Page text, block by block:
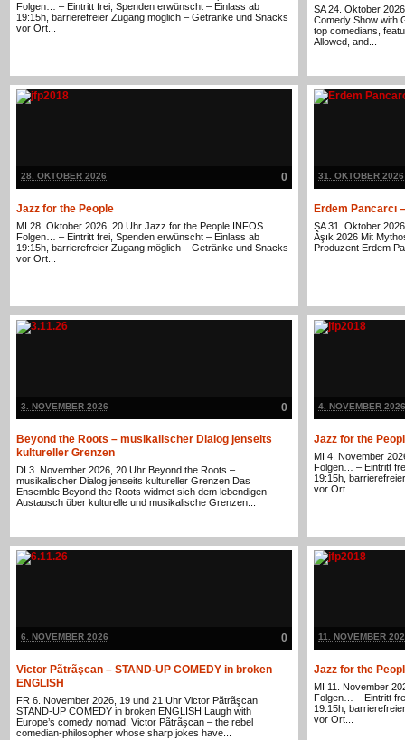
Folgen… – Eintritt frei, Spenden erwünscht – Einlass ab
19:15h, barrierefreier Zugang möglich – Getränke und Snacks
vor Ort...
SA 24. Oktober
Comedy Show with
top comedians,
Allowed, and...
0
28. OKTOBER 2026
Jazz for the People
MI 28. Oktober 2026, 20 Uhr Jazz for the People INFOS
Folgen… – Eintritt frei, Spenden erwünscht – Einlass ab
19:15h, barrierefreier Zugang möglich – Getränke und Snacks
vor Ort...
31. OKTOBER 2026
Erdem Pancarcı
SA 31. Oktober
Âşık 2026 Mit
Produzent Erdem
0
3. NOVEMBER 2026
Beyond the Roots – musikalischer Dialog jenseits
kultureller Grenzen
DI 3. November 2026, 20 Uhr Beyond the Roots –
musikalischer Dialog jenseits kultureller Grenzen Das
Ensemble Beyond the Roots widmet sich dem lebendigen
Austausch über kulturelle und musikalische Grenzen...
4. NOVEMBER 2026
Jazz for the
MI 4. November
Folgen… – Eintritt
19:15h,
vor Ort...
0
6. NOVEMBER 2026
Victor Pãtrãşcan – STAND-UP COMEDY in broken
ENGLISH
FR 6. November 2026, 19 und 21 Uhr Victor Pãtrãşcan
STAND-UP COMEDY in broken ENGLISH Laugh with
Europe’s comedy nomad, Victor Pãtrãşcan – the rebel
comedian-philosopher whose sharp jokes have...
11. NOVEMBER
Jazz for the
MI 11. November
Folgen… – Eintritt
19:15h,
vor Ort...